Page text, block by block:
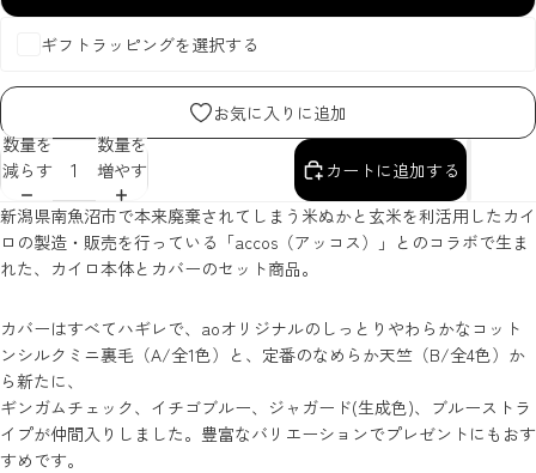
ギフトラッピングを選択する
お気に入りに追加
数量を
減らす
数量を
増やす
カートに追加する
新潟県南魚沼市で本来廃棄されてしまう米ぬかと玄米を利活用したカイ
ロの製造・販売を行っている 「accos（アッコス）」 とのコラボで生ま
れた、カイロ本体とカバーのセット商品。
カバーはすべてハギレで、aoオリジナルのしっとりやわらかなコット
ンシルクミニ裏毛（A/全1色）と、定番のなめらか天竺（B/全4色）か
ら新たに、
ギンガムチェック、イチゴブルー、ジャガード(生成色)、ブルーストラ
イプが仲間入りしました。豊富なバリエーションでプレゼントにもおす
すめです。